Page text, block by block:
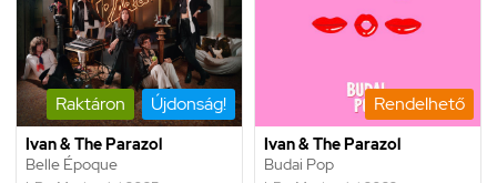
Raktáron Újdonság!
Ivan & The Parazol
Belle Époque
Rendelhető
Ivan & The Parazol
Budai Pop